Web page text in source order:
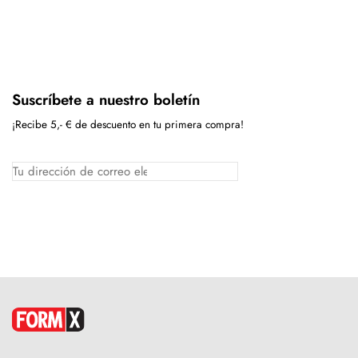
Suscríbete a nuestro boletín
¡Recibe 5,- € de descuento en tu primera compra!